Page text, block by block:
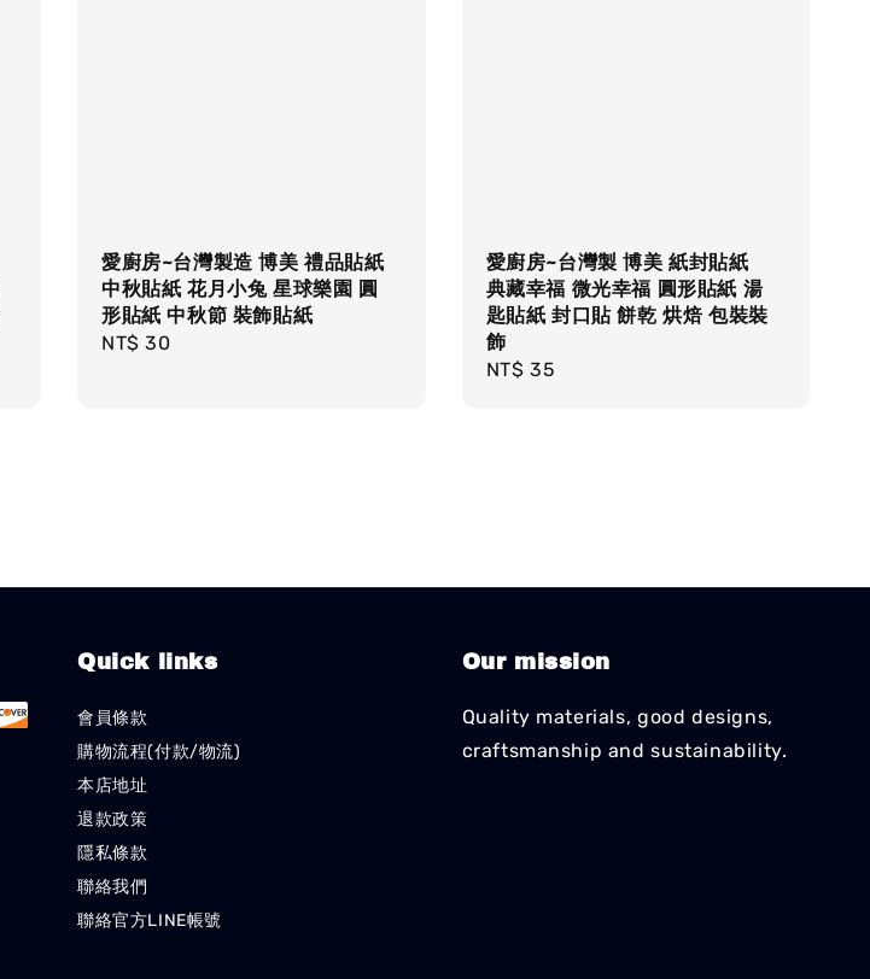
愛廚房~台灣製造 博美 禮品貼紙
中秋貼紙 花月小兔 星球樂園 圓
形貼紙 中秋節 裝飾貼紙
Regular
NT$ 30
愛廚房~台灣製 博美 紙封貼紙
典藏幸福 微光幸福 圓形貼紙 湯
匙貼紙 封口貼 餅乾 烘焙 包裝裝
飾
Regular
NT$ 35
Quick links
會員條款
購物流程(付款/物流)
本店地址
退款政策
隱私條款
聯絡我們
聯絡官方LINE帳號
Our mission
Quality materials, good designs,
craftsmanship and sustainability.